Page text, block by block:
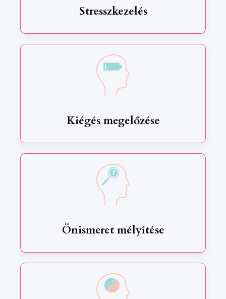
Stresszkezelés
Kiégés megelőzése
Önismeret mélyítése